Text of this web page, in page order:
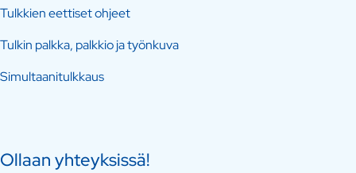
Tulkkien eettiset ohjeet
Tulkin palkka, palkkio ja työnkuva
Simultaanitulkkaus
Ollaan yhteyksissä!